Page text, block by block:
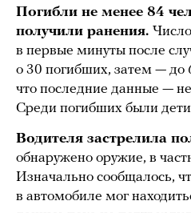
Погибли не менее 84
получили ранения.
в первые минуты после
о 30 погибших, затем — до
что последние данные —
Среди погибших были
Водителя застрелила
обнаружено оружие, в
Изначально сообщалось,
в автомобиле мог